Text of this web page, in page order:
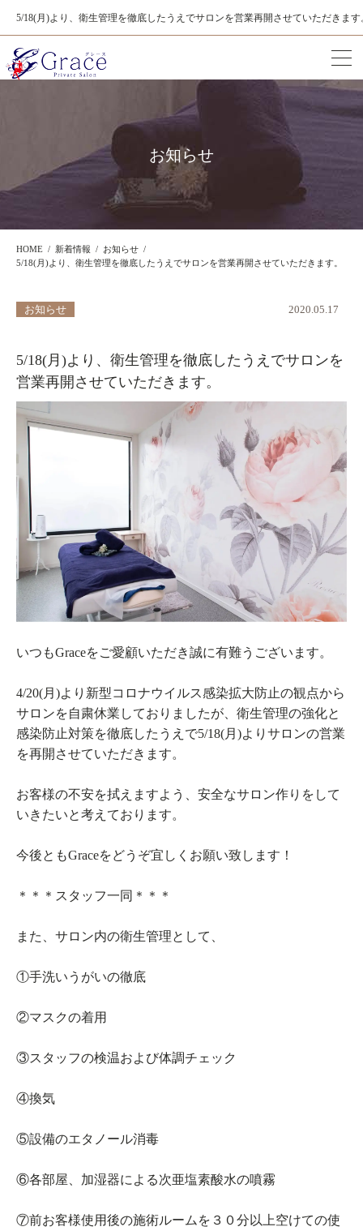
5/18(月)より、衛生管理を徹底したうえでサロンを営業再開させていただきます
お知らせ
HOME 新着情報
お知らせ
5/18(月)より、衛生管理を徹底したうえでサロンを営業再開させていただきます。
お知らせ 2020.05.17
5/18(月)より、衛生管理を徹底したうえでサロンを
営業再開させていただきます。
いつもGraceをご愛顧いただき誠に有難うございます。
4/20(月)より新型コロナウイルス感染拡大防止の観点から
サロンを自粛休業しておりましたが、衛生管理の強化と
感染防止対策を徹底したうえで5/18(月)よりサロンの営業
を再開させていただきます。
お客様の不安を拭えますよう、安全なサロン作りをして
いきたいと考えております。
今後ともGraceをどうぞ宜しくお願い致します！
＊＊＊スタッフ一同＊＊＊
また、サロン内の衛生管理として、
①手洗いうがいの徹底
②マスクの着用
③スタッフの検温および体調チェック
④換気
⑤設備のエタノール消毒
⑥各部屋、加湿器による次亜塩素酸水の噴霧
⑦前お客様使用後の施術ルームを３０分以上空けての使